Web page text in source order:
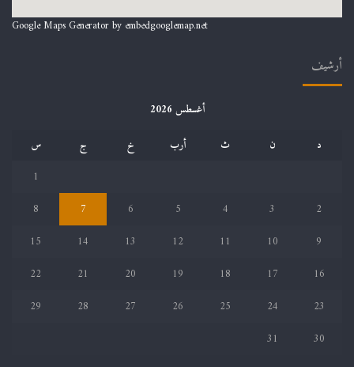
Google Maps Generator by embedgooglemap.net
أرشيف
أغسطس 2026
د
ن ث أرب خ ج
س
1
2
3
4
5
6
7
8
9
10
11
12
13
14
15
16
17
18
19
20
21
22
23
24
25
26
27
28
29
30
31